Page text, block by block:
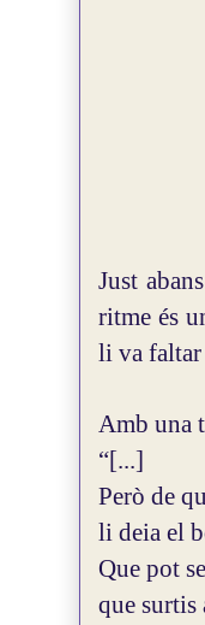
Just
ritme és
li va faltar
Amb una
“[...]
Però de
li deia el
Que pot
que surtis